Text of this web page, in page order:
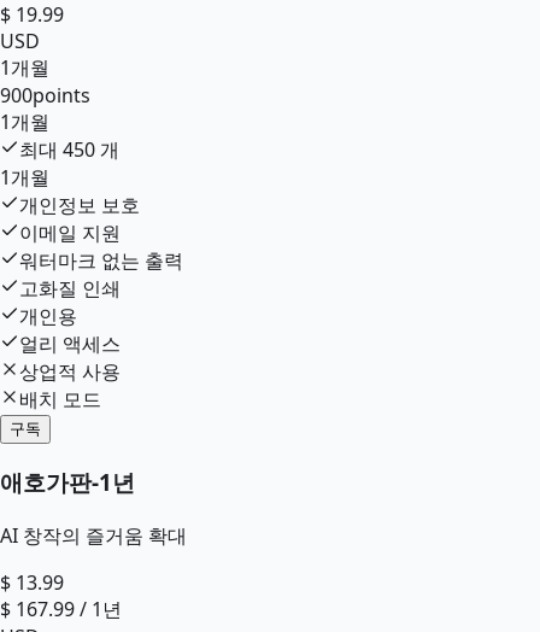
$ 19.99
USD
1개월
900points
1개월
최대 450 개
1개월
개인정보 보호
이메일 지원
워터마크 없는 출력
고화질 인쇄
개인용
얼리 액세스
상업적 사용
배치 모드
구독
애호가판-1년
AI 창작의 즐거움 확대
$ 13.99
$ 167.99/ 1년